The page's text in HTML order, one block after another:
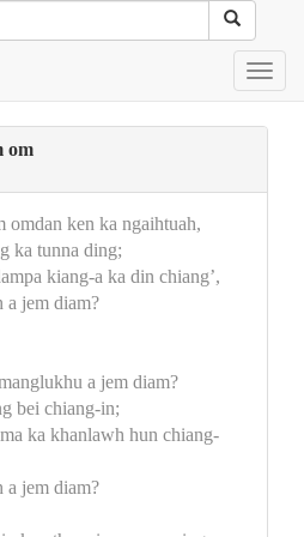
om
omdan ken ka ngaihtuah,
ka tunna ding;
kiang-a ka din chiang’,
a jem diam?
a jem diam?
bei chiang-in;
ka khanlawh hun chiang-
a jem diam?